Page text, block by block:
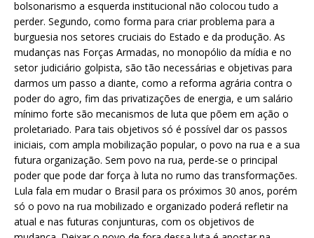
bolsonarismo a esquerda institucional não colocou tudo a
perder. Segundo, como forma para criar problema para a
burguesia nos setores cruciais do Estado e da produção. As
mudanças nas Forças Armadas, no monopólio da mídia e no
setor judiciário golpista, são tão necessárias e objetivas para
darmos um passo a diante, como a reforma agrária contra o
poder do agro, fim das privatizações de energia, e um salário
mínimo forte são mecanismos de luta que põem em ação o
proletariado. Para tais objetivos só é possível dar os passos
iniciais, com ampla mobilização popular, o povo na rua e a sua
futura organização. Sem povo na rua, perde-se o principal
poder que pode dar força à luta no rumo das transformações.
Lula fala em mudar o Brasil para os próximos 30 anos, porém
só o povo na rua mobilizado e organizado poderá refletir na
atual e nas futuras conjunturas, com os objetivos de